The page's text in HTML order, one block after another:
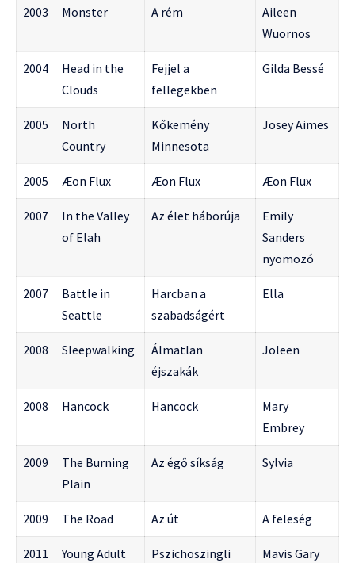
2003 Monster A rém
Aileen
Wuornos
2004
Head in the
Clouds
Fejjel a
fellegekben
Gilda Bessé
2005
North
Country
Kőkemény
Minnesota
Josey Aimes
2005 Æon Flux Æon Flux Æon Flux
2007
In the Valley
of Elah
Az élet háborúja
Emily
Sanders
nyomozó
2007
Battle in
Seattle
Harcban a
szabadságért
Ella
2008 Sleepwalking
Álmatlan
éjszakák
Joleen
2008 Hancock Hancock
Mary
Embrey
2009
The Burning
Plain
Az égő síkság Sylvia
2009 The Road Az út A feleség
2011 Young Adult Pszichoszingli Mavis Gary